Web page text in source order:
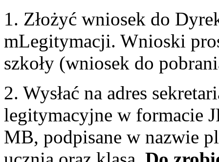
1. Złożyć wniosek do
mLegitymacji. Wnioski
szkoły (wniosek do
2. Wysłać na adres
legitymacyjne w formacie
MB, podpisane w nazwie